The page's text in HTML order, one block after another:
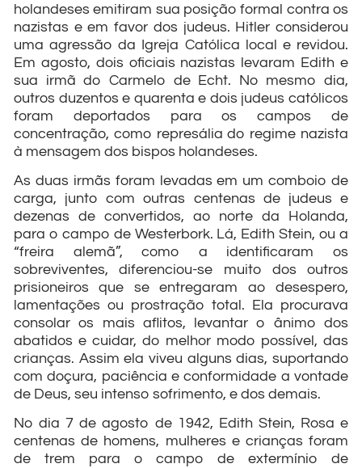
holandeses emitiram sua posição formal contra os
nazistas e em favor dos judeus. Hitler considerou
uma agressão da Igreja Católica local e revidou.
Em agosto, dois oficiais nazistas levaram Edith e
sua irmã do Carmelo de Echt. No mesmo dia,
outros duzentos e quarenta e dois judeus católicos
foram deportados para os campos de
concentração, como represália do regime nazista
à mensagem dos bispos holandeses.
As duas irmãs foram levadas em um comboio de
carga, junto com outras centenas de judeus e
dezenas de convertidos, ao norte da Holanda,
para o campo de Westerbork. Lá, Edith Stein, ou a
“freira alemã”, como a identificaram os
sobreviventes, diferenciou-se muito dos outros
prisioneiros que se entregaram ao desespero,
lamentações ou prostração total. Ela procurava
consolar os mais aflitos, levantar o ânimo dos
abatidos e cuidar, do melhor modo possível, das
crianças. Assim ela viveu alguns dias, suportando
com doçura, paciência e conformidade a vontade
de Deus, seu intenso sofrimento, e dos demais.
No dia 7 de agosto de 1942, Edith Stein, Rosa e
centenas de homens, mulheres e crianças foram
de trem para o campo de extermínio de